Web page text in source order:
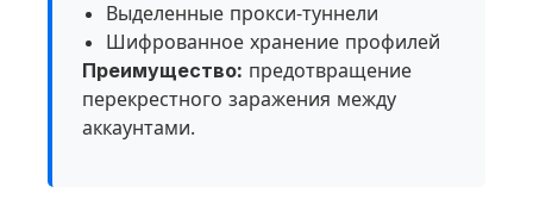
Выделенные прокси-туннели
Шифрованное хранение профилей
Преимущество: предотвращение
перекрестного заражения между
аккаунтами.